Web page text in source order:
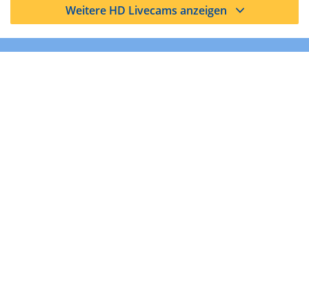
Weitere HD Livecams anzeigen